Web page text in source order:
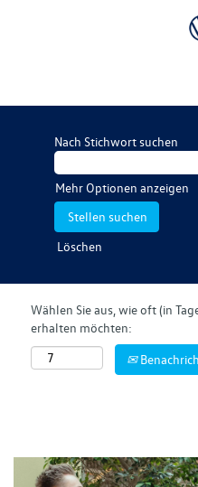
Nach Stichwort suchen
Mehr Optionen anzeigen
Löschen
Wählen Sie aus, wie oft (in
erhalten möchten: